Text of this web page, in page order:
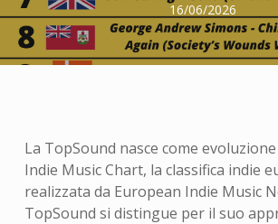
16/06/2026
La TopSound nasce come
Indie Music Chart, la classifica indie
realizzata da European Indie Music
TopSound si distingue per il suo